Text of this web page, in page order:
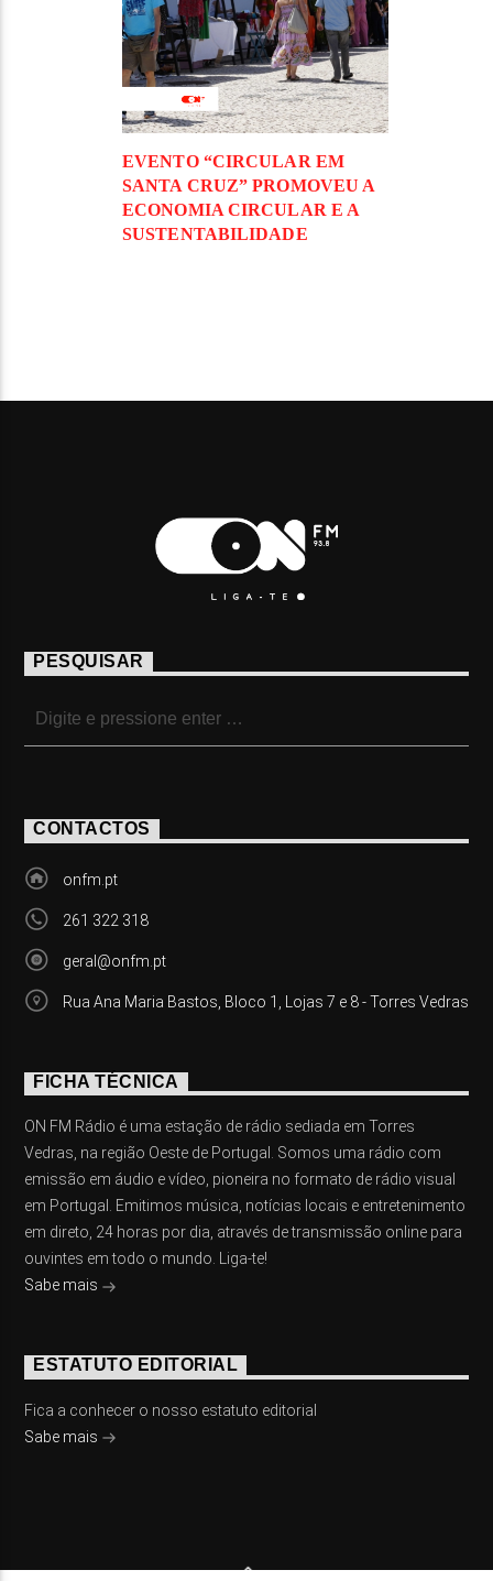
EVENTO “CIRCULAR EM
SANTA CRUZ” PROMOVEU A
ECONOMIA CIRCULAR E A
SUSTENTABILIDADE
PESQUISAR
CONTACTOS
onfm.pt
261 322 318
geral@onfm.pt
Rua Ana Maria Bastos, Bloco 1, Lojas 7 e 8 - Torres Vedras
FICHA TÉCNICA
ON FM Rádio é uma estação de rádio sediada em Torres
Vedras, na região Oeste de Portugal. Somos uma rádio com
emissão em áudio e vídeo, pioneira no formato de rádio visual
em Portugal. Emitimos música, notícias locais e entretenimento
em direto, 24 horas por dia, através de transmissão online para
ouvintes em todo o mundo. Liga-te!
Sabe mais
ESTATUTO EDITORIAL
Fica a conhecer o nosso estatuto editorial
Sabe mais